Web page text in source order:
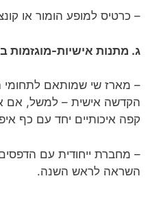
– כרטיס למופע הומור או
ג. מתנות אישיות-מוגזמות
– מארז שי שמותאם לתחומי
הקדשה אישית – למשל, אם
קפה איכותיים יחד עם כף
– מחברת ייחודית עם
השראה לראש השנה.